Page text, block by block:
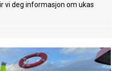
vi deg informasjon om ukas